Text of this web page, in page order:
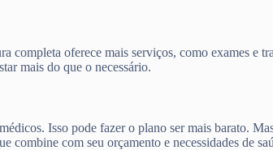
completa oferece mais serviços, como exames e
mais do que o necessário.
Isso pode fazer o plano ser mais barato.
combine com seu orçamento e necessidades de